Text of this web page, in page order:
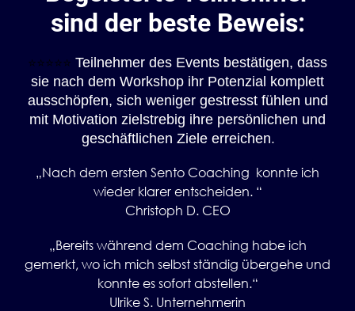
sind der beste Beweis:
⭐️⭐️⭐️⭐️⭐️ Teilnehmer des Events bestätigen, dass
sie nach dem Workshop ihr Potenzial komplett
ausschöpfen, sich weniger gestresst fühlen und
mit Motivation zielstrebig ihre persönlichen und
geschäftlichen Ziele erreichen.
„Nach dem ersten Sento Coaching konnte ich
wieder klarer entscheiden. “
Christoph D. CEO
„Bereits während dem Coaching habe ich
gemerkt, wo ich mich selbst ständig übergehe und
konnte es sofort abstellen.“
Ulrike S. Unternehmerin